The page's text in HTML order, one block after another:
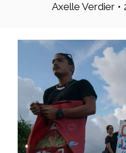
Axelle Verdier •